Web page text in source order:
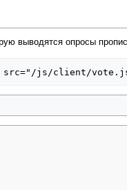
выводятся опросы